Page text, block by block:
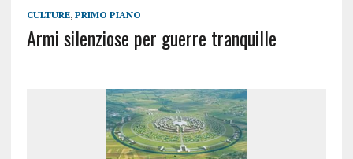
CULTURE, PRIMO PIANO
Armi silenziose per guerre tranquille